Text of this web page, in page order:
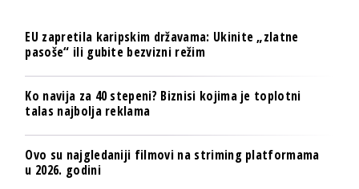
EU zapretila karipskim državama: Ukinite „zlatne
pasoše“ ili gubite bezvizni režim
Ko navija za 40 stepeni? Biznisi kojima je toplotni
talas najbolja reklama
Ovo su najgledaniji filmovi na striming platformama
u 2026. godini